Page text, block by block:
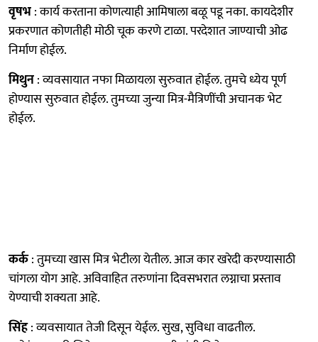
वृषभ: कार्य करताना कोणत्याही आमिषाला बळू पडू नका. कायदेशीर
प्रकरणात कोणतीही मोठी चूक करणे टाळा. परदेशात जाण्याची ओढ
निर्माण होईल.
मिथुन: व्यवसायात नफा मिळायला सुरुवात होईल. तुमचे ध्येय पूर्ण
होण्यास सुरुवात होईल. तुमच्या जुन्या मित्र-मैत्रिणींची अचानक भेट
होईल.
कर्क: तुमच्या खास मित्र भेटीला येतील. आज कार खरेदी करण्यासाठी
चांगला योग आहे. अविवाहित तरुणांना दिवसभरात लग्नाचा प्रस्ताव
येण्याची शक्यता आहे.
सिंह: व्यवसायात तेजी दिसून येईल. सुख, सुविधा वाढतील.